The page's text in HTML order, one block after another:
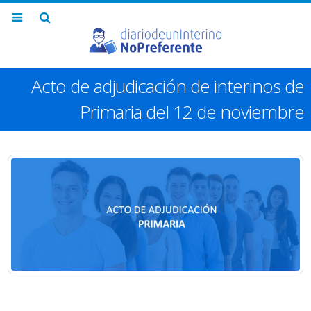
Acto de adjudicación de interinos de
Primaria del 12 de noviembre